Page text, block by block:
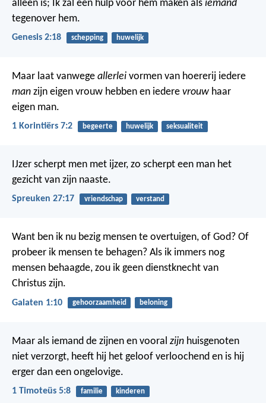
alleen is; Ik zal een hulp voor hem maken als iemand
tegenover hem.
Genesis 2:18 schepping huwelijk
Maar laat vanwege allerlei vormen van hoererij iedere
man zijn eigen vrouw hebben en iedere vrouw haar
eigen man.
1 Korintiërs 7:2 begeerte huwelijk seksualiteit
IJzer scherpt men met ijzer, zo scherpt een man het
gezicht van zijn naaste.
Spreuken 27:17 vriendschap verstand
Want ben ik nu bezig mensen te overtuigen, of God? Of
probeer ik mensen te behagen? Als ik immers nog
mensen behaagde, zou ik geen dienstknecht van
Christus zijn.
Galaten 1:10 gehoorzaamheid beloning
Maar als iemand de zijnen en vooral zijn huisgenoten
niet verzorgt, heeft hij het geloof verloochend en is hij
erger dan een ongelovige.
1 Timoteüs 5:8 familie kinderen